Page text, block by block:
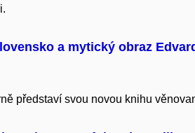
a mytický obraz
představí svou novou knihu